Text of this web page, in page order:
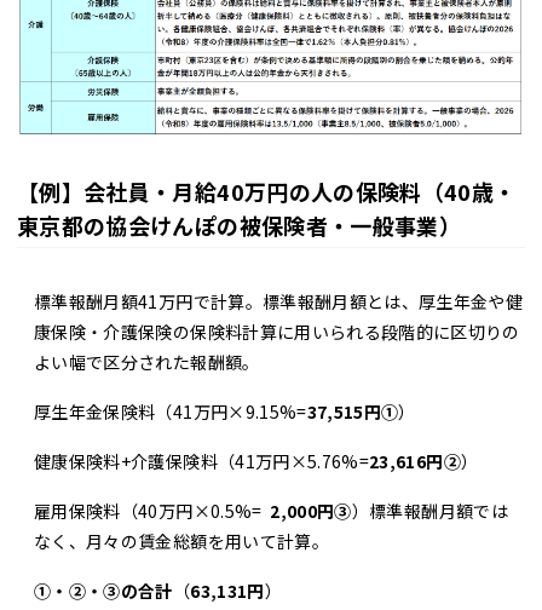
【例】会社員・月給40万円の人の保険料（40歳・
東京都の協会けんぽの被保険者・一般事業）
標準報酬月額41万円で計算。標準報酬月額とは、厚生年金や健
康保険・介護保険の保険料計算に用いられる段階的に区切りの
よい幅で区分された報酬額。
厚生年金保険料（41万円×9.15%=37,515円①）
健康保険料+介護保険料（41万円×5.76%=23,616円②）
雇用保険料（40万円×0.5%= 2,000円③）標準報酬月額では
なく、月々の賃金総額を用いて計算。
①・②・③の合計 （63,131円）